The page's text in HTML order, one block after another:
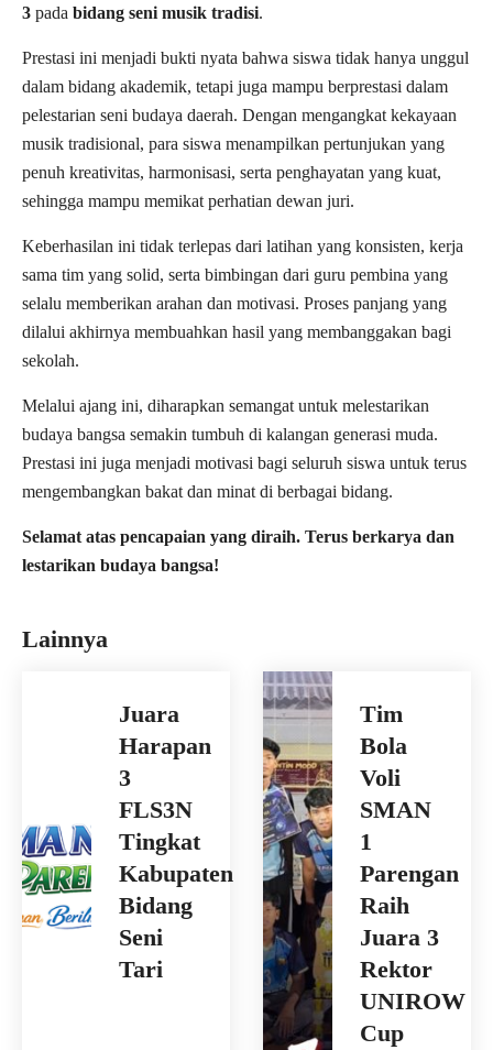
3 pada bidang seni musik tradisi.
Prestasi ini menjadi bukti nyata bahwa siswa tidak hanya unggul
dalam bidang akademik, tetapi juga mampu berprestasi dalam
pelestarian seni budaya daerah. Dengan mengangkat kekayaan
musik tradisional, para siswa menampilkan pertunjukan yang
penuh kreativitas, harmonisasi, serta penghayatan yang kuat,
sehingga mampu memikat perhatian dewan juri.
Keberhasilan ini tidak terlepas dari latihan yang konsisten, kerja
sama tim yang solid, serta bimbingan dari guru pembina yang
selalu memberikan arahan dan motivasi. Proses panjang yang
dilalui akhirnya membuahkan hasil yang membanggakan bagi
sekolah.
Melalui ajang ini, diharapkan semangat untuk melestarikan
budaya bangsa semakin tumbuh di kalangan generasi muda.
Prestasi ini juga menjadi motivasi bagi seluruh siswa untuk terus
mengembangkan bakat dan minat di berbagai bidang.
Selamat atas pencapaian yang diraih. Terus berkarya dan
lestarikan budaya bangsa!
Lainnya
Juara
Harapan
3
FLS3N
Tingkat
Kabupaten
Bidang
Seni
Tari
Tim
Bola
Voli
SMAN
1
Parengan
Raih
Juara 3
Rektor
UNIROW
Cup